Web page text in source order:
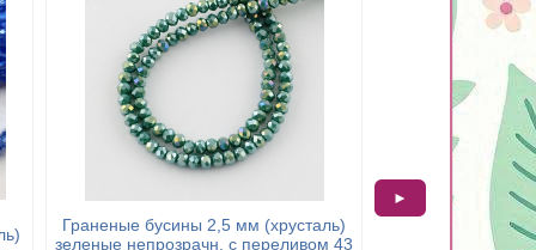
Граненые бусины 2,5 мм (хрусталь)
зеленые непрозрачн. с переливом 43
Граненые
►